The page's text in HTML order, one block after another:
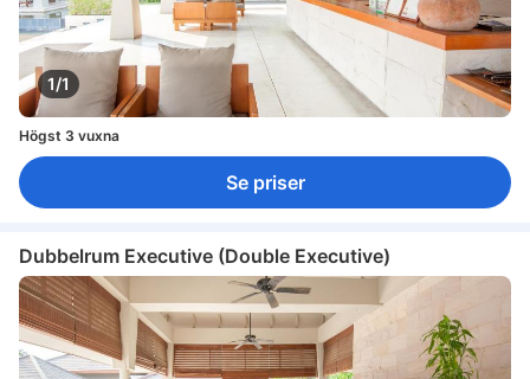
1/1
Högst 3 vuxna
Se priser
Dubbelrum Executive (Double Executive)